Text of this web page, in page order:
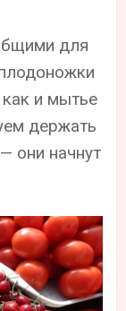
для
как и мытье
держать
они начнут